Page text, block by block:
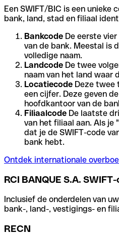
Een SWIFT/BIC is een unieke
bank, land, stad en filiaal
Bankcode De eerste
van de bank. Meestal is
volledige naam.
Landcode De twee
naam van het land waar
Locatiecode Deze twee
een cijfer. Deze geven
hoofdkantoor van de
Filiaalcode De laatste
van het filiaal aan. Als je
dat je de SWIFT-code
bank hebt.
Ontdek internationale
RCI BANQUE S.A.
Inclusief de onderdelen van
bank-, land-, vestigings- en
RECN